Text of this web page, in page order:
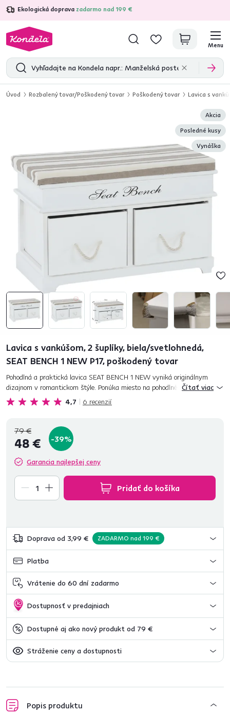
Ekologická doprava zadarmo nad 199 €
4,7 31 285overených produktových recenzií
Menu
Úvod Rozbalený tovar/Poškodený tovar Poškodený tovar Lavica s
Akcia
Posledné kusy
Vynáška
Lavica s vankúšom, 2 šuplíky, biela/svetlohnedá,
SEAT BENCH 1 NEW P17, poškodený tovar
4,7 6 recenzií
Pohodlná a praktická lavica SEAT BENCH 1 NEW vyniká originálnym
dizajnom v romantickom štýle. Ponúka miesto na pohodlné sedenie a
úložný priestor v podobe dvoch šuplíkov. Je vyrobená z dreva v bielej...
Čítať viac
79 €
48 € -39%
Garancia najlepšej ceny
Pridať do košíka
Doprava od 3,99 € ZADARMO nad 199 €
Platba
Vrátenie do 60 dní zadarmo
Dostupnosť v predajniach
Dostupné aj ako nový produkt od 79 €
Stráženie ceny a dostupnosti
Popis produktu